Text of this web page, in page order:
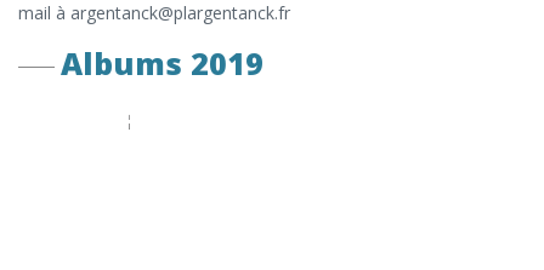
mail à argentanck@plargentanck.fr
Albums 2019